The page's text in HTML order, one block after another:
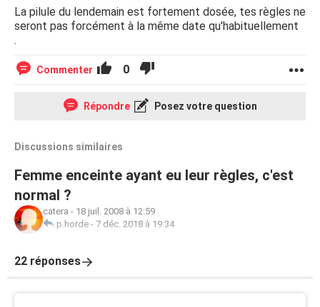
La pilule du lendemain est fortement dosée, tes règles ne
seront pas forcément à la même date qu'habituellement
.
Commenter 0
Répondre Posez votre question
Discussions similaires
Femme enceinte ayant eu leur règles, c'est
normal ?
catera - 18 juil. 2008 à 12:59
p.horde - 7 déc. 2018 à 19:34
22 réponses